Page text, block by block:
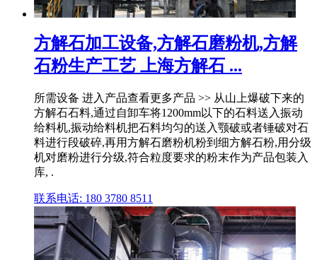
方解石加工设备,方解石磨粉机,方解
石粉生产工艺 上海方解石 ...
所需设备 进入产品查看更多产品 >> 从山上爆破下来的
方解石石料,通过自卸车将1200mm以下的石料送入振动
给料机,振动给料机把石料均匀的送入颚破或者锤破对石
料进行段破碎,再用方解石磨粉机粉到细方解石粉,用分级
机对磨粉进行分级,符合粒度要求的粉末作为产品包装入
库, .
联系电话: 180 3780 8511